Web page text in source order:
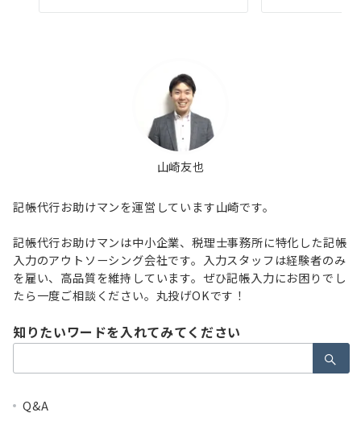
山崎友也
記帳代行お助けマンを運営しています山崎です。
記帳代行お助けマンは中小企業、税理士事務所に特化した記帳
入力のアウトソーシング会社です。入力スタッフは経験者のみ
を雇い、高品質を維持しています。ぜひ記帳入力にお困りでし
たら一度ご相談ください。丸投げOKです！
知りたいワードを入れてみてください
索：
Q&A